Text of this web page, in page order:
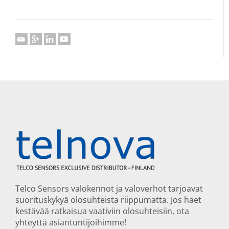
Telco Sensors valokennot ja valoverhot tarjoavat
suorituskykyä olosuhteista riippumatta. Jos haet
kestävää ratkaisua vaativiin olosuhteisiin, ota
yhteyttä asiantuntijoihimme!